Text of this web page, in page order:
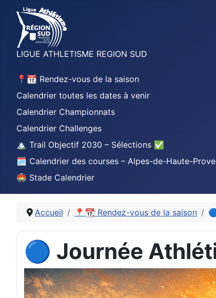
LIGUE ATHLETISME REGION SUD
📍📆 Rendez-vous de la saison
Calendrier toutes les dates à venir
Calendrier Championnats
Calendrier Challenges
🏔️ Trail Objectif 2030 – Sélections ✅
🗓️ Calendrier des courses – Alpes-de-Haute-
🏟️ Stade Calendrier
Accueil 📍📆 Rendez-vous de la saison
🔵 Journée